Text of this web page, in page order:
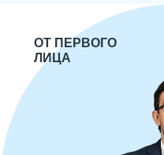
ОТ ПЕРВОГО
ЛИЦА